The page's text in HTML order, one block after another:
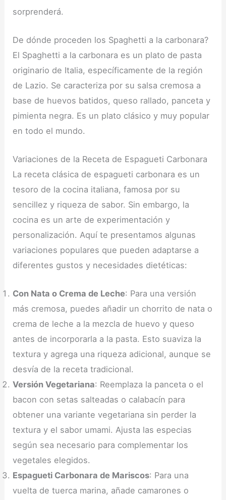
sorprenderá.
De dónde proceden los Spaghetti a la carbonara?
El Spaghetti a la carbonara es un plato de pasta
originario de Italia, específicamente de la región
de Lazio. Se caracteriza por su salsa cremosa a
base de huevos batidos, queso rallado, panceta y
pimienta negra. Es un plato clásico y muy popular
en todo el mundo.
Variaciones de la Receta de Espagueti Carbonara
La receta clásica de espagueti carbonara es un
tesoro de la cocina italiana, famosa por su
sencillez y riqueza de sabor. Sin embargo, la
cocina es un arte de experimentación y
personalización. Aquí te presentamos algunas
variaciones populares que pueden adaptarse a
diferentes gustos y necesidades dietéticas:
Con Nata o Crema de Leche: Para una versión
más cremosa, puedes añadir un chorrito de nata o
crema de leche a la mezcla de huevo y queso
antes de incorporarla a la pasta. Esto suaviza la
textura y agrega una riqueza adicional, aunque se
desvía de la receta tradicional.
Versión Vegetariana: Reemplaza la panceta o el
bacon con setas salteadas o calabacín para
obtener una variante vegetariana sin perder la
textura y el sabor umami. Ajusta las especias
según sea necesario para complementar los
vegetales elegidos.
Espagueti Carbonara de Mariscos: Para una
vuelta de tuerca marina, añade camarones o